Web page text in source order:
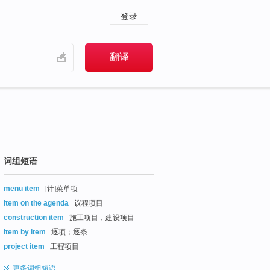
登录
词组短语
menu item
[计]菜单项
item on the agenda
议程项目
construction item
施工项目，建设项目
item by item
逐项；逐条
project item
工程项目
更多词组短语